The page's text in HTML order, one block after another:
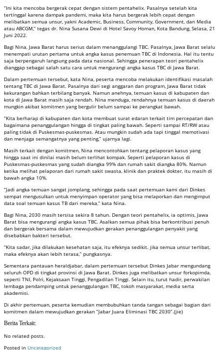
“Ini kita mencoba bergerak cepat dengan sistem pentahelix. Pasalnya setelah kita
tertinggal karena dampak pandemi, maka kita harus bergerak lebih cepat dengan
melibatkan semua unsur, yakni Academic, Business, Community, Government, dan Media
atau ABCGM,” tegas dr. Nina Susana Dewi di Hotel Savoy Homan, Kota Bandung, Selasa, 21
Juni 2022.
Bagi Nina, Jawa Barat harus serius dalam menanggulangi TBC. Pasalnya, Jawa Barat selalu
menempati urutan pertama untuk angka kasus penemuan TBC di Indonesia. Hal itu tentu
saja berpengaruh langsung pada data nasional. Sehingga penerapan teori pentahelix
dianggap sebagai salah satu cara untuk mengurangi angka kasus TBC di Jawa Barat.
Dalam pertemuan tersebut, kata Nina, peserta mencoba melakukan identifikasi masalah
tentang TBC di Jawa Barat. Pasalnya dari segi anggaran dan program, Jawa Barat tidak
kekurangan bahkan terbilang banyak. Namun anehnya, temuan kasus di kabupaten dan
kota di Jawa Barat masih saja rendah. Nina menduga, rendahnya temuan kasus di daerah
mungkin akibat komitmen yang bergulir belum sampai ke perangkat bawah.
“Kita berharap di kabupaten dan kota membuat surat edaran terkait tim percepatan dan
bagaimana penanggulangan hingga di tingkat paling bawah. Seperti sampai RT/RW atau
paling tidak di Puskesmas-puskesmas. Atau mungkin sudah ada tapi tinggal memotivasi
dan menjaga semangatnya yang penting,” ujarnya lagi.
Masih terkait dengan komitmen, Nina mencontohkan tentang pelaporan kasus yang
hingga saat ini dinilai masih belum terlihat kompak. Seperti pelaporan kasus di
Puskesmas-puskesmas yang sudah diangka 99% dan rumah sakit diangka 80%. Namun
ketika melihat pelaporan dari rumah sakit swasta, klinik dan praktek dokter, itu masih di
bawah angka 10%.
“Jadi angka temuan sangat jomplang, sehingga pada saat pertemuan kami dari Dinkes
sempat mengusulkan untuk menyimpan operator yang bisa melaporkan dan mengimput
data soal temuan kasus TB dari mereka,” kata Nina.
Bagi Nina, 2030 masih tersisa sekira 8 tahun. Dengan teori pentahelix, ia optimis, Jawa
Barat bisa mengurangi angka kasus TBC. Asalkan semua pihak bisa berkontribusi penuh
dan bergerak bersama dalam mewujudkan gerakan penanggulangan penyakit yang
disebabkan bakteri tersebut.
“Kita sadar, jika dilakukan kesehatan saja, itu efeknya sedikit. jika semua unsur terlibat,
maka efeknya akan lebih terasa,” pungkasnya.
Sementara pantauan heraldjabar, dalam pertemuan tersebut Dinkes Jabar mengundang
seluruh OPD di tingkat provinsi di Jawa Barat. Dinkes juga melibatkan unsur forkopimda,
seperti TNI, Polri, Kejaksaan Tinggi, Pengadilan Tinggi. Selain itu, turut hadir, perwakilan
lembaga pendamping untuk penanggulangan TBC, tokoh masyarakat, media serta
akademisi.
Di akhir pertemuan, peserta kemudian membubuhkan tanda tangan sebagai bagian dari
komitmen dalam mewujudkan gerakan “Jabar Juara Eliminasi TBC 2030”.(jie)
Berita Terkait:
No related posts.
Posted in Uncategorized